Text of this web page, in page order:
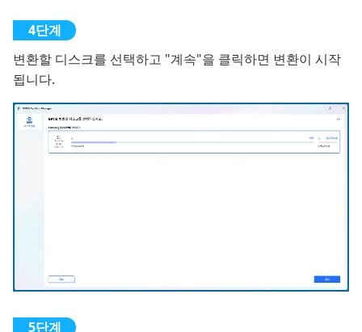
변환할 디스크를 선택하고 "계속"을 클릭하면 변환이 시작
됩니다.